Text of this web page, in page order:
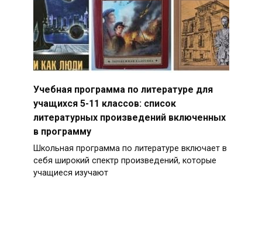
Учебная программа по литературе для
учащихся 5-11 классов: список
литературных произведений включенных
в программу
Школьная программа по литературе включает в
себя широкий спектр произведений, которые
учащиеся изучают